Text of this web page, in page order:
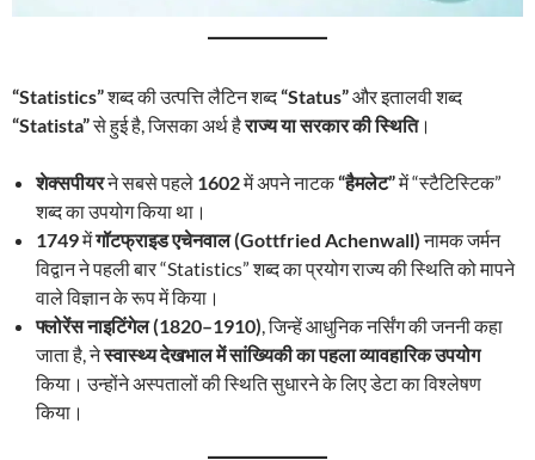
“Statistics”शब्द की उत्पत्ति लैटिन शब्द“Status”और इतालवी शब्द
“Statista”से हुई है, जिसका अर्थ हैराज्य या सरकार की स्थिति।
शेक्सपीयरने सबसे पहले 1602में अपने नाटक“हैमलेट”में “स्टैटिस्टिक”
शब्द का उपयोग किया था।
1749मेंगॉटफ्राइड एचेनवाल (Gottfried Achenwall)नामक जर्मन
विद्वान ने पहली बार “Statistics” शब्द का प्रयोग राज्य की स्थिति को मापने
वाले विज्ञान के रूप में किया।
फ्लोरेंस नाइटिंगेल (1820–1910), जिन्हें आधुनिक नर्सिंग की जननी कहा
जाता है, नेस्वास्थ्य देखभाल में सांख्यिकी का पहला व्यावहारिक उपयोग
किया। उन्होंने अस्पतालों की स्थिति सुधारने के लिए डेटा का विश्लेषण
किया।